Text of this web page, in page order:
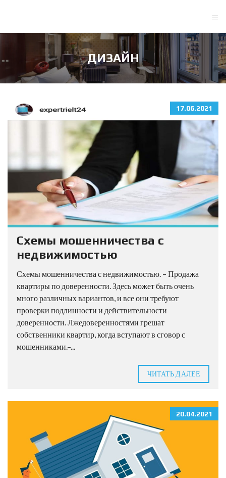
≡
ДИЗАЙН
17.06.2021
Схемы мошенничества с
недвижимостью
Схемы мошенничества с недвижимостью. – Продажа
квартиры по доверенности. Здесь может быть очень
много различных вариантов, и все они требуют
проверки подлинности и действительности
доверенности. Лжедоверенностями грешат
собственники квартир, когда вступают в сговор с
мошенниками.–...
ЧИТАТЬ ДАЛЕЕ
20.04.2021